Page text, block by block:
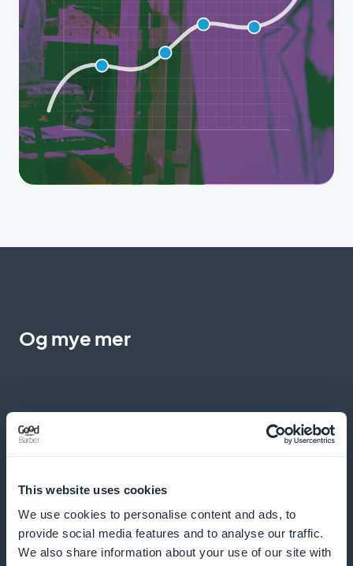
This website uses cookies
We use cookies to personalise content and ads, to
provide social media features and to analyse our traffic.
We also share information about your use of our site with
Og mye mer
Ekspresskjøp med ett klikk
Aktiver direkte kjøp fra listen over verkene dine for en
enklere surfeopplevelse